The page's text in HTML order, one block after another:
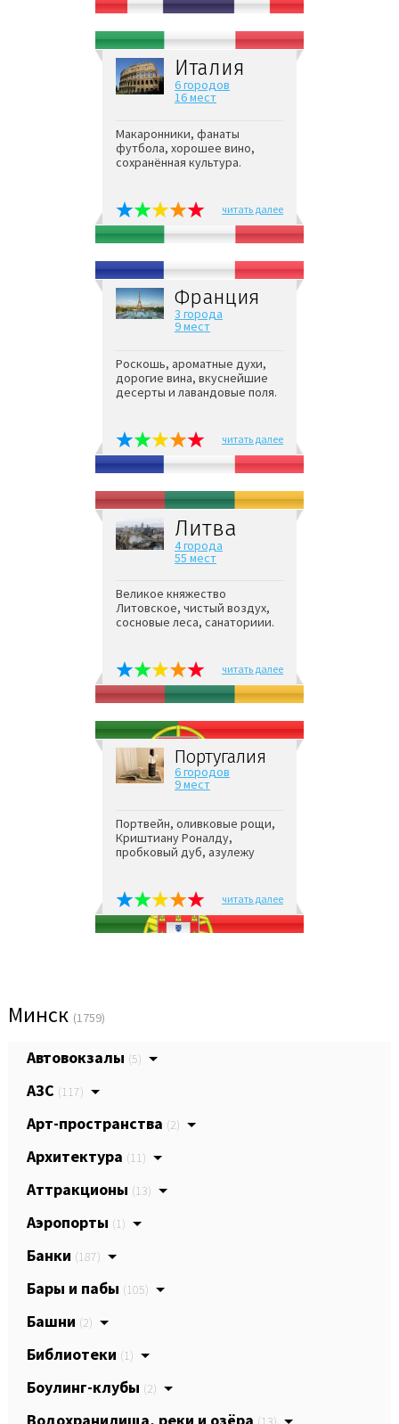
Италия
6 городов
16 мест
Макаронники, фанаты
футбола, хорошее вино,
сохранённая культура.
читать далее
Франция
3 города
9 мест
Роскошь, ароматные духи,
дорогие вина, вкуснейшие
десерты и лавандовые поля.
читать далее
Литва
4 города
55 мест
Великое княжество
Литовское, чистый воздух,
сосновые леса, санаториии.
читать далее
Португалия
6 городов
9 мест
Портвейн, оливковые рощи,
Криштиану Роналду,
пробковый дуб, азулежу
читать далее
Минск (1759)
Автовокзалы (5)
АЗС (117)
Арт-пространства (2)
Архитектура (11)
Аттракционы (13)
Аэропорты (1)
Банки (187)
Бары и пабы (105)
Башни (2)
Библиотеки (1)
Боулинг-клубы (2)